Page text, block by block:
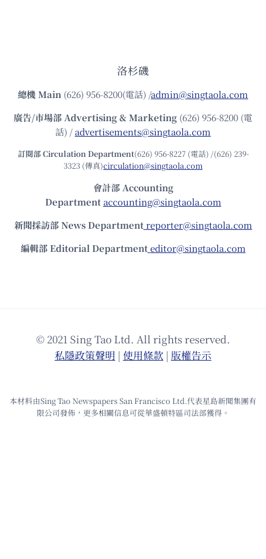
洛杉磯
總機Main (626) 956-8200(電話) /admin@singtaola.com
廣告/市場部Advertising & Marketing (626) 956-8200 (電
話) /advertisements@singtaola.com
訂閱部 Circulation Department(626) 956-8227 (電話) /(626) 239-
3323 (傳真)circulation@singtaola.com
會計部 Accounting
Department accounting@singtaola.com
新聞採訪部 News Department reporter@singtaola.com
編輯部 Editorial Department editor@singtaola.com
© 2021 Sing Tao Ltd. All rights reserved.
私隱政策聲明 | 使⽤條款 | 版權告⽰
本材料由Sing Tao Newspapers San Francisco Ltd.代表星島新聞集團有
限公司發佈，更多相關信息可從華盛頓特區司法部獲得。